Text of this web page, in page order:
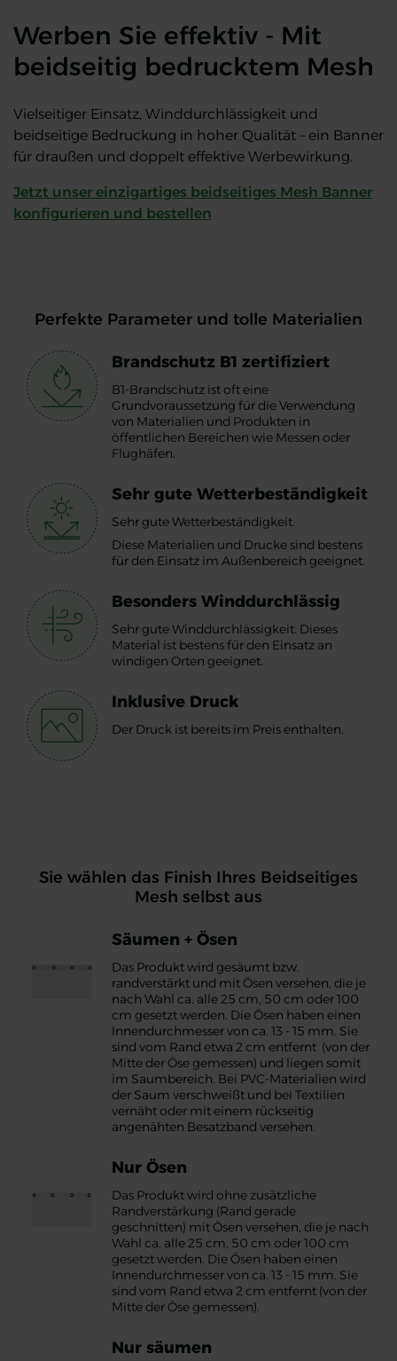
Werben Sie effektiv - Mit
beidseitig bedrucktem Mesh
Vielseitiger Einsatz, Winddurchlässigkeit und
beidseitige Bedruckung in hoher Qualität – ein Banner
für draußen und doppelt effektive Werbewirkung.
Jetzt unser einzigartiges beidseitiges Mesh Banner
konfigurieren und bestellen
Perfekte Parameter und tolle Materialien
Brandschutz B1 zertifiziert
B1-Brandschutz ist oft eine
Grundvoraussetzung für die Verwendung
von Materialien und Produkten in
öffentlichen Bereichen wie Messen oder
Flughäfen.
Sehr gute Wetterbeständigkeit
Sehr gute Wetterbeständigkeit.
Diese Materialien und Drucke sind bestens
für den Einsatz im Außenbereich geeignet.
Besonders Winddurchlässig
Sehr gute Winddurchlässigkeit. Dieses
Material ist bestens für den Einsatz an
windigen Orten geeignet.
Inklusive Druck
Der Druck ist bereits im Preis enthalten.
Sie wählen das Finish Ihres Beidseitiges
Mesh selbst aus
Säumen + Ösen
Das Produkt wird gesäumt bzw.
randverstärkt und mit Ösen versehen, die je
nach Wahl ca. alle 25 cm, 50 cm oder 100
cm gesetzt werden. Die Ösen haben einen
Innendurchmesser von ca. 13 - 15 mm. Sie
sind vom Rand etwa 2 cm entfernt (von der
Mitte der Öse gemessen) und liegen somit
im Saumbereich. Bei PVC-Materialien wird
der Saum verschweißt und bei Textilien
vernäht oder mit einem rückseitig
angenähten Besatzband versehen.
Nur Ösen
Das Produkt wird ohne zusätzliche
Randverstärkung (Rand gerade
geschnitten) mit Ösen versehen, die je nach
Wahl ca. alle 25 cm, 50 cm oder 100 cm
gesetzt werden. Die Ösen haben einen
Innendurchmesser von ca. 13 - 15 mm. Sie
sind vom Rand etwa 2 cm entfernt (von der
Mitte der Öse gemessen).
Nur säumen